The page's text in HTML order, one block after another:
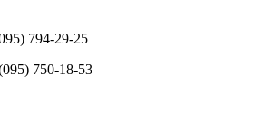
794-29-25
750-18-53